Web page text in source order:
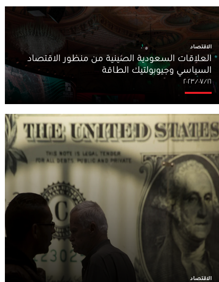
الاقتصاد
العلاقات السعودية الصينية من منظور الاقتصاد
السياسي وجيوبولتيك الطاقة
١٦‏/٠٧‏/٢٠٢٣
الاقتصاد